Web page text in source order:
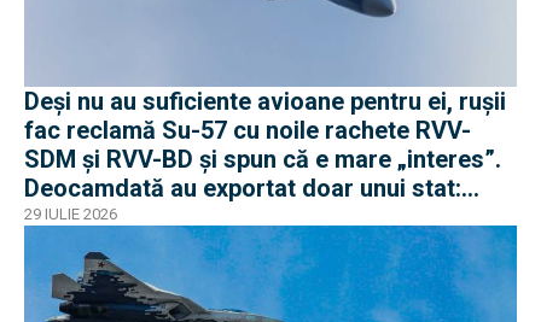
Deși nu au suficiente avioane pentru ei, rușii
fac reclamă Su-57 cu noile rachete RVV-
SDM și RVV-BD și spun că e mare „interes”.
Deocamdată au exportat doar unui stat:
Algeria
29 IULIE 2026